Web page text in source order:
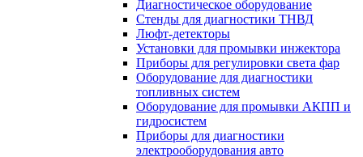
Диагностическое оборудование
Стенды для диагностики ТНВД
Люфт-детекторы
Установки для промывки инжектора
Приборы для регулировки света фар
Оборудование для диагностики
топливных систем
Оборудование для промывки АКПП и
гидросистем
Приборы для диагностики
электрооборудования авто